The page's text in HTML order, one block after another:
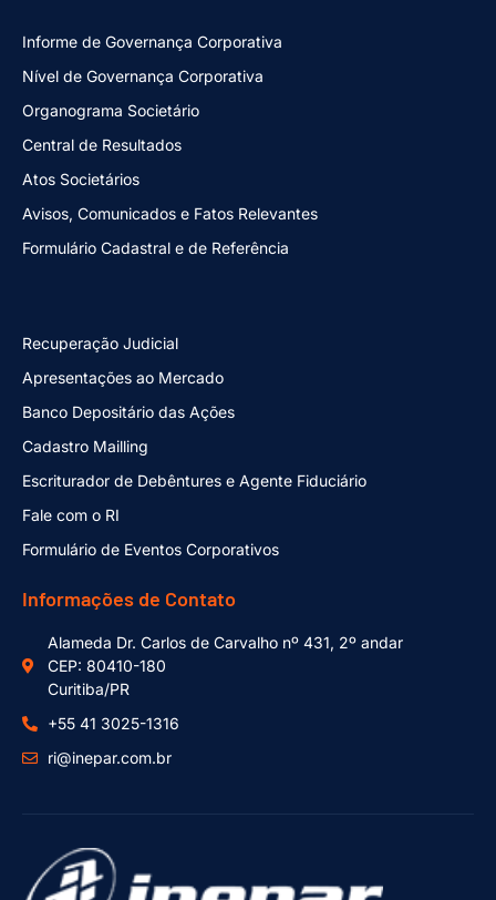
Informe de Governança Corporativa
Nível de Governança Corporativa
Organograma Societário
Central de Resultados
Atos Societários
Avisos, Comunicados e Fatos Relevantes
Formulário Cadastral e de Referência
Recuperação Judicial
Apresentações ao Mercado
Banco Depositário das Ações
Cadastro Mailling
Escriturador de Debêntures e Agente Fiduciário
Fale com o RI
Formulário de Eventos Corporativos
Informações de Contato
Alameda Dr. Carlos de Carvalho nº 431, 2º andar
CEP: 80410-180
Curitiba/PR
+55 41 3025-1316
ri@inepar.com.br